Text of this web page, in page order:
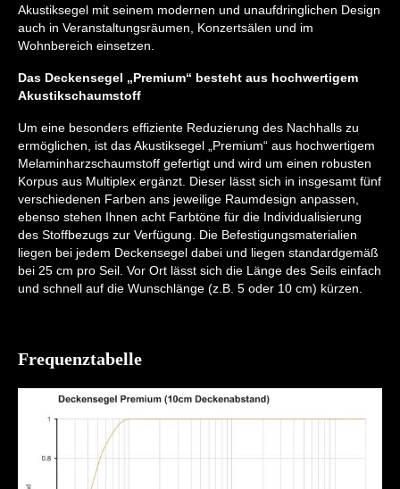
Akustiksegel mit seinem modernen und unaufdringlichen Design
auch in Veranstaltungsräumen, Konzertsälen und im
Wohnbereich einsetzen.
Das Deckensegel „Premium“ besteht aus hochwertigem
Akustikschaumstoff
Um eine besonders effiziente Reduzierung des Nachhalls zu
ermöglichen, ist das Akustiksegel „Premium“ aus hochwertigem
Melaminharzschaumstoff gefertigt und wird um einen robusten
Korpus aus Multiplex ergänzt. Dieser lässt sich in insgesamt fünf
verschiedenen Farben ans jeweilige Raumdesign anpassen,
ebenso stehen Ihnen acht Farbtöne für die Individualisierung
des Stoffbezugs zur Verfügung. Die Befestigungsmaterialien
liegen bei jedem Deckensegel dabei und liegen standardgemäß
bei 25 cm pro Seil. Vor Ort lässt sich die Länge des Seils einfach
und schnell auf die Wunschlänge (z.B. 5 oder 10 cm) kürzen.
Frequenztabelle